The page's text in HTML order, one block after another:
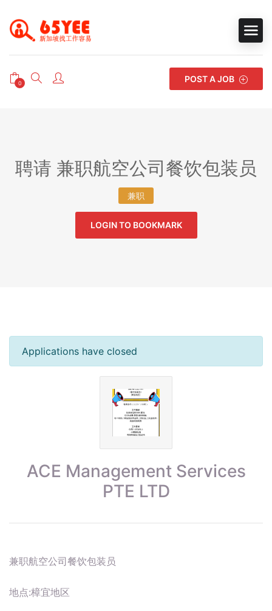
0 POST A JOB
聘请 兼职航空公司餐饮包装员
兼职
LOGIN TO BOOKMARK
Applications have closed
ACE Management Services
PTE LTD
兼职航空公司餐饮包装员
地点:樟宜地区